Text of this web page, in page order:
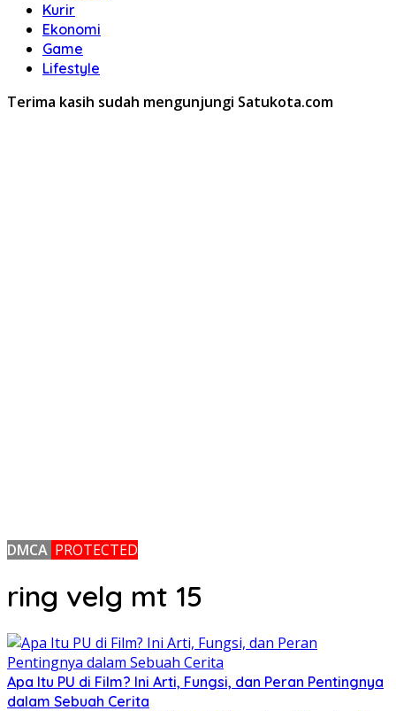
Kurir
Ekonomi
Game
Lifestyle
Terima kasih sudah mengunjungi Satukota.com
DMCA PROTECTED
ring velg mt 15
Apa Itu PU di Film? Ini Arti, Fungsi, dan Peran Pentingnya
dalam Sebuah Cerita